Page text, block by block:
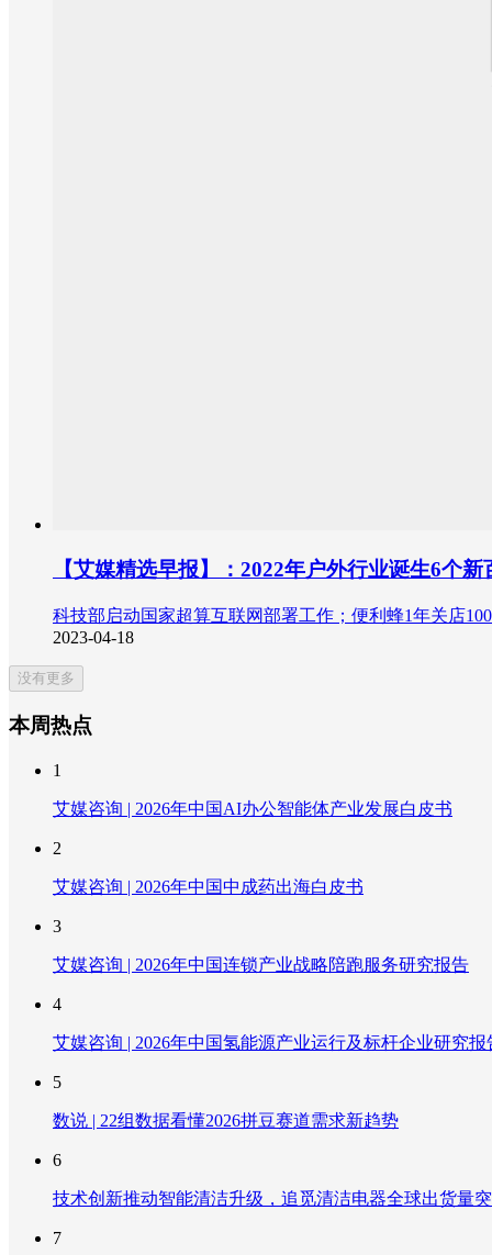
【艾媒精选早报】：2022年户外行业诞生6个
科技部启动国家超算互联网部署工作；便利蜂1年关店
2023-04-18
没有更多
本周热点
1
艾媒咨询 | 2026年中国AI办公智能体产业发展白皮书
2
艾媒咨询 | 2026年中国中成药出海白皮书
3
艾媒咨询 | 2026年中国连锁产业战略陪跑服务研究报告
4
艾媒咨询 | 2026年中国氢能源产业运行及标杆企业研究报
5
数说 | 22组数据看懂2026拼豆赛道需求新趋势
6
技术创新推动智能清洁升级，追觅清洁电器全球出货量
7